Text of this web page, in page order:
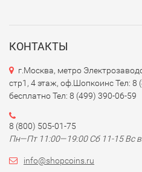
КОНТАКТЫ
г.Москва, метро
стр1, 4 этаж, оф.Шопкоинс Тел: 8
бесплатно Тел: 8 (499) 390-06-59
8 (800) 505-01-75
Пн—Пт 11:00—19:00 Сб 11-15 Вс
info@shopcoins.ru